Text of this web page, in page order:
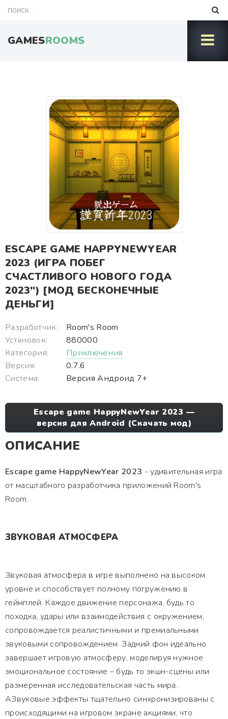
GAMESROOMS
ESCAPE GAME HAPPYNEWYEAR
2023 (ИГРА ПОБЕГ
СЧАСТЛИВОГО НОВОГО ГОДА
2023") [МОД БЕСКОНЕЧНЫЕ
ДЕНЬГИ]
Разработчик:
Room's Room
Установок:
880000
Категория:
Приключения
Версия:
0.7.6
Система:
Версия Андроид 7+
Escape game HappyNewYear 2023 —
версия для Android (Скачать мод)
ОПИСАНИЕ
Escape game HappyNewYear 2023 - удивительная игра
от масштабного разработчика приложений Room's
Room.
ЗВУКОВАЯ АТМОСФЕРА
Звуковая атмосфера в игре выполнено на высоком
уровне и способствует полному погружению в
геймплей. Каждое движение персонажа, будь то
походка, удары или взаимодействия с окружением,
сопровождается реалистичными и премиальными
звуковыми сопровождением. Задний фон идеально
завершает игровую атмосферу, моделируя нужное
эмоциональное состояние – будь то экшн-сцены или
размеренная исследовательская часть мира.
АЗвуковые эффекты тщательно синхронизированы с
происходящими на игровом экране акциями, что